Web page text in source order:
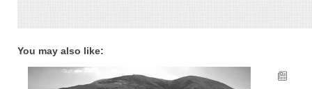
You may also like: